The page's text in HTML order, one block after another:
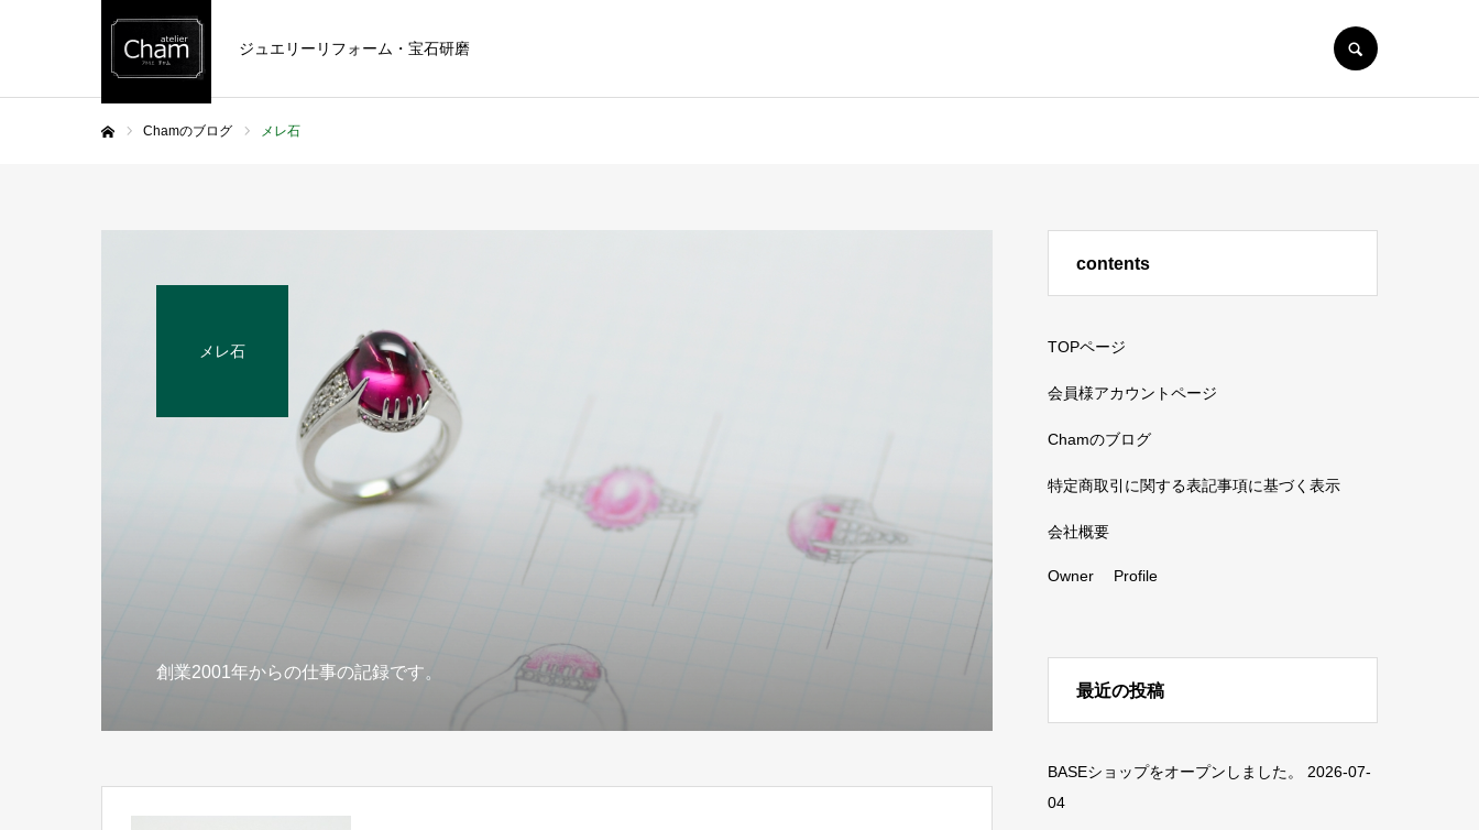
ジュエリーリフォーム・宝石研磨
Chamのブログ メレ石
メレ石
創業2001年からの仕事の記録です。
contents
TOPページ
会員様アカウントページ
Chamのブログ
特定商取引に関する表記事項に基づく表示
会社概要
Owner Profile
最近の投稿
BASEショップをオープンしました。
2026-07-
04